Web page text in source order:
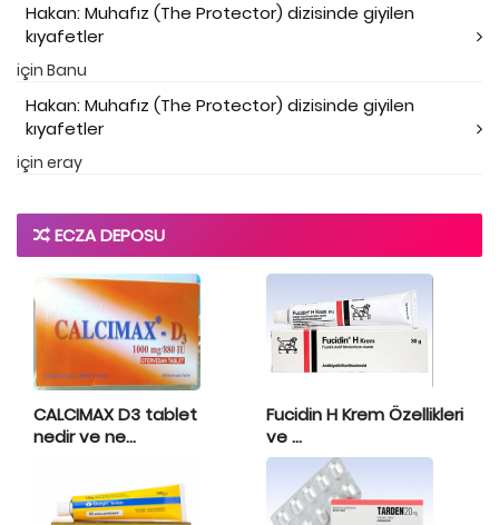
Hakan: Muhafız (The Protector) dizisinde giyilen
kıyafetler
için Banu
Hakan: Muhafız (The Protector) dizisinde giyilen
kıyafetler
için eray
ECZA DEPOSU
CALCIMAX D3 tablet
nedir ve ne...
Fucidin H Krem Özellikleri
ve ...